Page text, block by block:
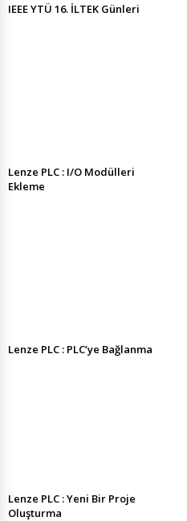
IEEE YTÜ 16. İLTEK Günleri
Lenze PLC : I/O Modülleri
Ekleme
Lenze PLC : PLC’ye Bağlanma
Lenze PLC : Yeni Bir Proje
Oluşturma